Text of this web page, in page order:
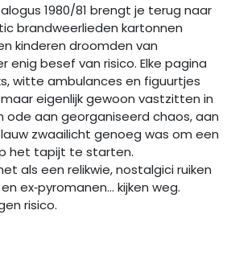
1980/81 brengt je terug naar
brandweerlieden kartonnen
kinderen droomden van
enig besef van risico. Elke pagina
witte ambulances en figuurtjes
eigenlijk gewoon vastzitten in
ode aan georganiseerd chaos, aan
zwaailicht genoeg was om een
het tapijt te starten.
als een relikwie, nostalgici ruiken
ex‑pyromanen… kijken weg.
risico.